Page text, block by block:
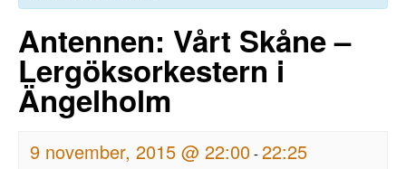
Antennen: Vårt Skåne –
Lergöksorkestern i
Ängelholm
9 november, 2015 @ 22:00-22:25